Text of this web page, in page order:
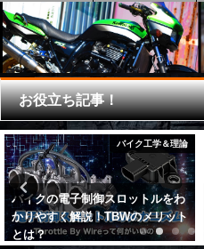
お役立ち記事！
バイク工学＆理論
バイクの電子制御スロットルをわ
かりやすく解説！TBWのメリット
とは？